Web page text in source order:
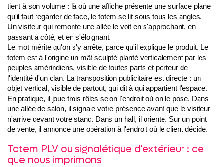
tient à son volume : là où une affiche présente une surface plane
qu'il faut regarder de face, le totem se lit sous tous les angles.
Un visiteur qui remonte une allée le voit en s'approchant, en
passant à côté, et en s'éloignant.
Le mot mérite qu'on s'y arrête, parce qu'il explique le produit. Le
totem est à l'origine un mât sculpté planté verticalement par les
peuples amérindiens, visible de toutes parts et porteur de
l'identité d'un clan. La transposition publicitaire est directe : un
objet vertical, visible de partout, qui dit à qui appartient l'espace.
En pratique, il joue trois rôles selon l'endroit où on le pose. Dans
une allée de salon, il signale votre présence avant que le visiteur
n'arrive devant votre stand. Dans un hall, il oriente. Sur un point
de vente, il annonce une opération à l'endroit où le client décide.
Totem PLV ou signalétique d'extérieur : ce
que nous imprimons